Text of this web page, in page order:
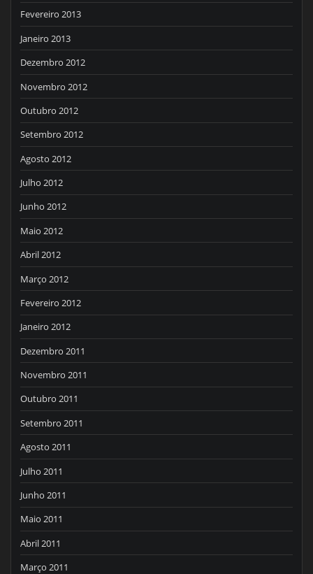
Fevereiro 2013
Janeiro 2013
Dezembro 2012
Novembro 2012
Outubro 2012
Setembro 2012
Agosto 2012
Julho 2012
Junho 2012
Maio 2012
Abril 2012
Março 2012
Fevereiro 2012
Janeiro 2012
Dezembro 2011
Novembro 2011
Outubro 2011
Setembro 2011
Agosto 2011
Julho 2011
Junho 2011
Maio 2011
Abril 2011
Março 2011